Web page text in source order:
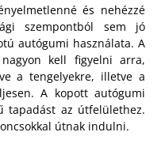
és nehézzé
szempontból sem jó
autógumi használata. A
kell figyelni arra,
a tengelyekre, illetve a
A kopott autógumi
tapadást az útfelülethez.
útnak indulni.